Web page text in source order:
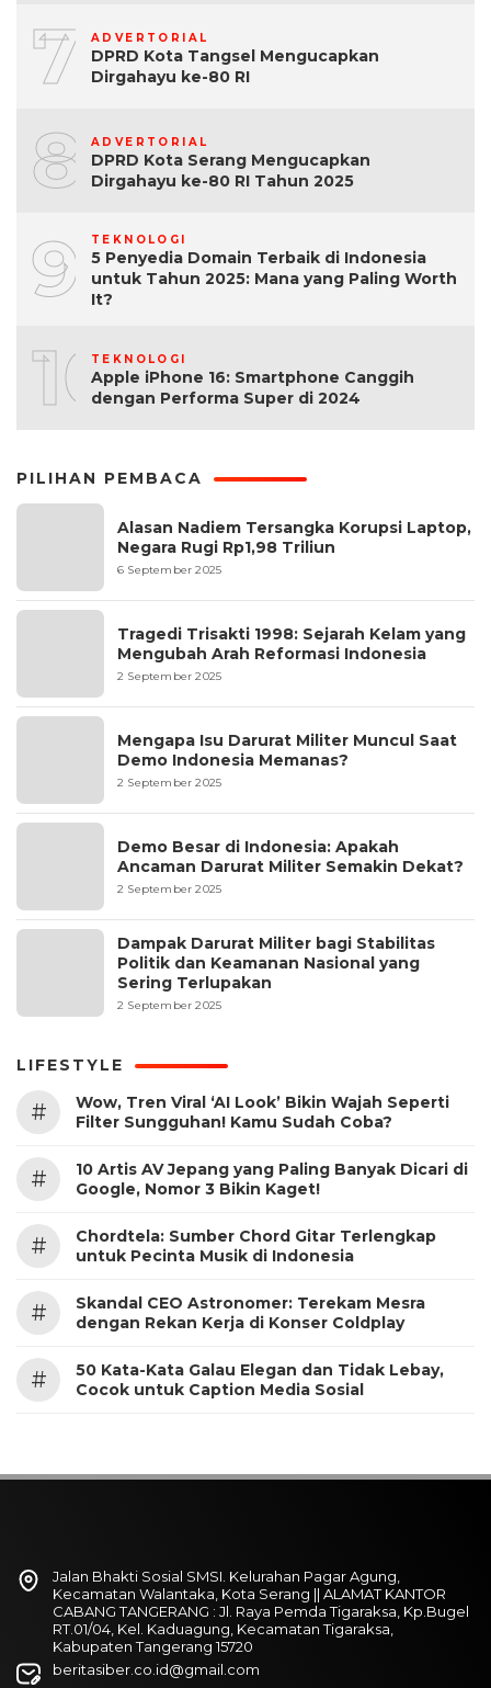
7 ADVERTORIAL
DPRD Kota Tangsel Mengucapkan
Dirgahayu ke-80 RI
8 ADVERTORIAL
DPRD Kota Serang Mengucapkan
Dirgahayu ke-80 RI Tahun 2025
9 TEKNOLOGI
5 Penyedia Domain Terbaik di Indonesia
untuk Tahun 2025: Mana yang Paling Worth
It?
10TEKNOLOGI
Apple iPhone 16: Smartphone Canggih
dengan Performa Super di 2024
PILIHAN PEMBACA
Alasan Nadiem Tersangka Korupsi Laptop,
Negara Rugi Rp1,98 Triliun
6 September 2025
Tragedi Trisakti 1998: Sejarah Kelam yang
Mengubah Arah Reformasi Indonesia
2 September 2025
Mengapa Isu Darurat Militer Muncul Saat
Demo Indonesia Memanas?
2 September 2025
Demo Besar di Indonesia: Apakah
Ancaman Darurat Militer Semakin Dekat?
2 September 2025
Dampak Darurat Militer bagi Stabilitas
Politik dan Keamanan Nasional yang
Sering Terlupakan
2 September 2025
LIFESTYLE
#
Wow, Tren Viral ‘AI Look’ Bikin Wajah Seperti
Filter Sungguhan! Kamu Sudah Coba?
#
10 Artis AV Jepang yang Paling Banyak Dicari di
Google, Nomor 3 Bikin Kaget!
#
Chordtela: Sumber Chord Gitar Terlengkap
untuk Pecinta Musik di Indonesia
#
Skandal CEO Astronomer: Terekam Mesra
dengan Rekan Kerja di Konser Coldplay
#
50 Kata-Kata Galau Elegan dan Tidak Lebay,
Cocok untuk Caption Media Sosial
Jalan Bhakti Sosial SMSI. Kelurahan Pagar Agung,
Kecamatan Walantaka, Kota Serang || ALAMAT KANTOR
CABANG TANGERANG : Jl. Raya Pemda Tigaraksa, Kp.Bugel
RT.01/04, Kel. Kaduagung, Kecamatan Tigaraksa,
Kabupaten Tangerang 15720
beritasiber.co.id@gmail.com